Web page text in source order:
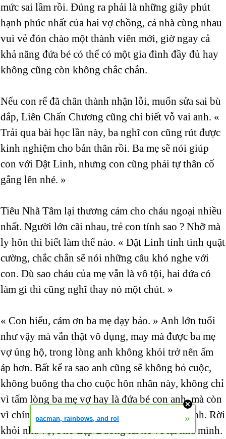
mức sai lầm rồi. Đúng ra phải là những giây phút
hạnh phúc nhất của hai vợ chồng, cả nhà cùng nhau
vui vẻ đón chào một thành viên mới, giờ ngay cả
khả năng đứa bé có thể có một gia đình đầy đủ hay
không cũng còn không chắc chắn.
Nếu con rể đã chân thành nhận lỗi, muốn sửa sai bù
đắp, Liên Chấn Chương cũng chỉ biết vỗ vai anh. «
Trải qua bài học lần này, ba nghĩ con cũng rút được
kinh nghiệm cho bản thân rồi. Ba mẹ sẽ nói giúp
con với Dật Linh, nhưng con cũng phải tự thân cố
gắng lên nhé. »
Tiêu Nhã Tâm lại thương cảm cho cháu ngoại nhiều
nhất. Người lớn cãi nhau, trẻ con tính sao ? Nhỡ mà
ly hôn thì biết làm thế nào. « Dật Linh tính tình quật
cường, chắc chắn sẽ nói những câu khó nghe với
con. Dù sao cháu của mẹ vẫn là vô tội, hai đứa có
làm gì thì cũng nghĩ thay nó một chút. »
« Con hiểu, cám ơn ba mẹ dạy bảo. » Anh lớn tuổi
như vậy mà vẫn thật vô dụng, may mà được ba mẹ
vợ ủng hộ, trong lòng anh không khỏi trở nên ấm
áp hơn. Bất kể ra sao anh cũng sẽ không bỏ cuộc,
không buông tha cho cuộc hôn nhân này, không chỉ
vì tấm lòng ba mẹ vợ hay là đứa bé con anh, mà còn
vì chính anh, anh không thể không có Dật Linh. Rời
khỏi nhà vợ, Phó Lập Đường lái xe về lại nhà mình.
pacman, rainbows, and rol »